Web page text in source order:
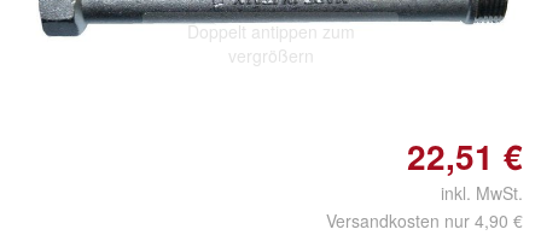
Doppelt antippen zum
vergrößern
22,51 €
inkl. MwSt.
Versandkosten nur 4,90 €